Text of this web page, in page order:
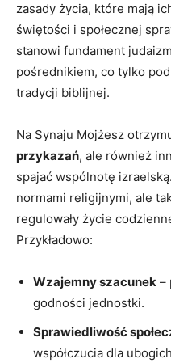
zasady życia, ⁤które⁤ mają
świętości i społecznej
⁣stanowi fundament
pośrednikiem, co tylko
tradycji biblijnej.
Na Synaju Mojżesz
przykazań,‍ ale również
spajać wspólnotę
normami religijnymi, ⁣ale⁤
regulowały życie‍
Przykładowo:
Wzajemny szacunek –
godności jednostki.
Sprawiedliwość
współczucia dla